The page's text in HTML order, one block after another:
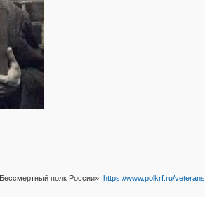
полк России». https://www.polkrf.ru/